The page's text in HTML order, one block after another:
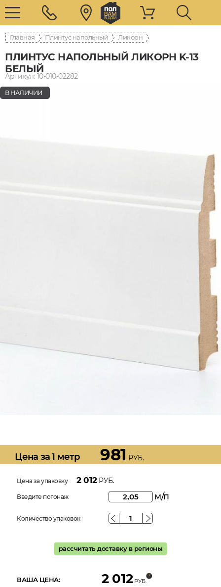
Главная Плинтус напольный Ликорн
ПЛИНТУС НАПОЛЬНЫЙ ЛИКОРН K-13
БЕЛЫЙ
Артикул: 10-010-02282
В НАЛИЧИИ
Цена за 1 метр 981 РУБ.
Цена за упаковку 2 012РУБ.
Введите погонаж м/п
Количество упаковок
рассчитать доставку в регионы
ВАША ЦЕНА: 2 012 РУБ.